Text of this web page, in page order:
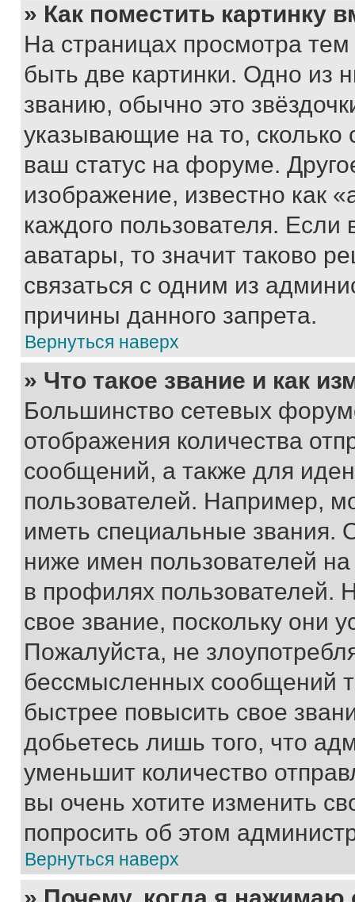
» Как поместить картинку
На страницах просмотра
быть две картинки. Одно из
званию, обычно это
указывающие на то,
ваш статус на форуме.
изображение, известно как
каждого пользователя.
аватары, то значит таково
связаться с одним из
причины данного запрета.
Вернуться наверх
» Что такое звание и как
Большинство сетевых
отображения количества
сообщений, а также для
пользователей. Например,
иметь специальные звания.
ниже имен пользователей
в профилях
свое звание, поскольку они
Пожалуйста, не
бессмысленных сообщений
быстрее повысить свое
добьетесь лишь того, что
уменьшит количество
вы очень хотите изменить
попросить об этом
Вернуться наверх